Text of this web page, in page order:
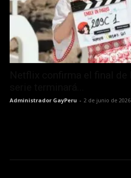
Administrador GayPeru - 2 de junio de 2026